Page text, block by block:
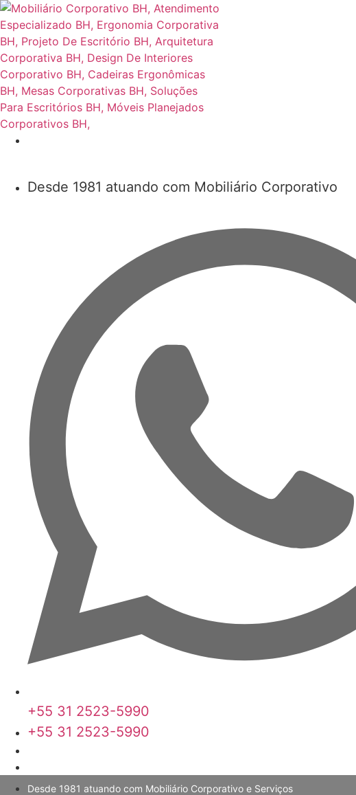
Desde 1981 atuando com Mobiliário Corporativo
+55 31 2523-5990
+55 31 2523-5990
Desde 1981 atuando com Mobiliário Corporativo e Serviços